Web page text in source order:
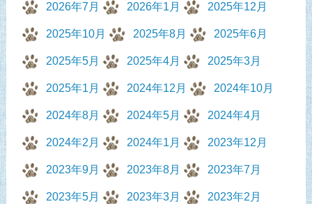
2026年7月 2026年1月 2025年12月
2025年10月 2025年8月 2025年6月
2025年5月 2025年4月 2025年3月
2025年1月 2024年12月 2024年10月
2024年8月 2024年5月 2024年4月
2024年2月 2024年1月 2023年12月
2023年9月 2023年8月 2023年7月
2023年5月 2023年3月 2023年2月